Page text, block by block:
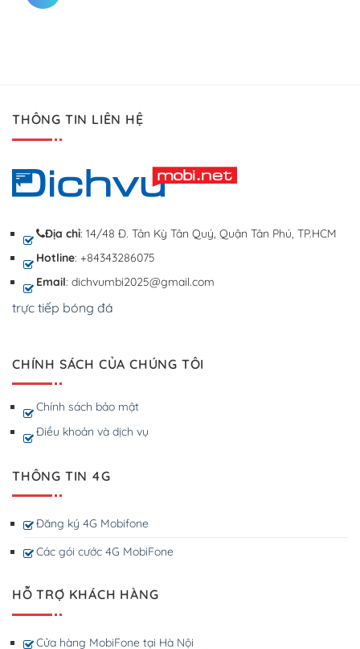
THÔNG TIN LIÊN HỆ
Địa chỉ: 14/48 Đ. Tân Kỳ Tân Quý, Quận Tân Phú, TP.HCM
Hotline: +84343286075
Email: dichvumbi2025@gmail.com
trực tiếp bóng đá
CHÍNH SÁCH CỦA CHÚNG TÔI
Chính sách bảo mật
Điều khoản và dịch vụ
THÔNG TIN 4G
Đăng ký 4G Mobifone
Các gói cước 4G MobiFone
HỖ TRỢ KHÁCH HÀNG
Cửa hàng MobiFone tại Hà Nội